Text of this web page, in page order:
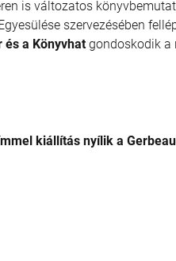
is változatos
szervezésében
és a Könyvhat gondoskodik a
kiállítás nyílik a